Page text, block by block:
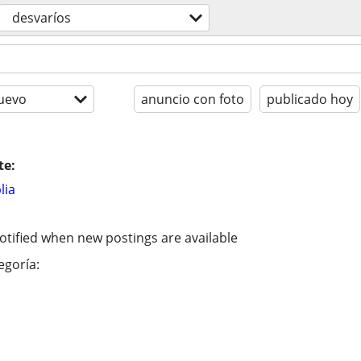
desvaríos
anuncio con foto publicado hoy
when new postings are available